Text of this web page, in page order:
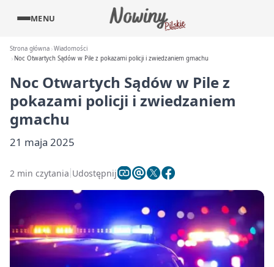
MENU
Strona główna Wiadomości
Noc Otwartych Sądów w Pile z pokazami policji i zwiedzaniem gmachu
Noc Otwartych Sądów w Pile z
pokazami policji i zwiedzaniem
gmachu
21 maja 2025
2 min czytania Udostępnij